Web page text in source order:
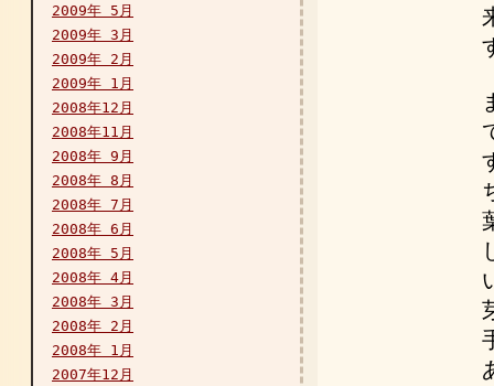
2009年 5月
2009年 3月
2009年 2月
2009年 1月
2008年12月
2008年11月
2008年 9月
2008年 8月
2008年 7月
2008年 6月
2008年 5月
2008年 4月
2008年 3月
2008年 2月
2008年 1月
2007年12月